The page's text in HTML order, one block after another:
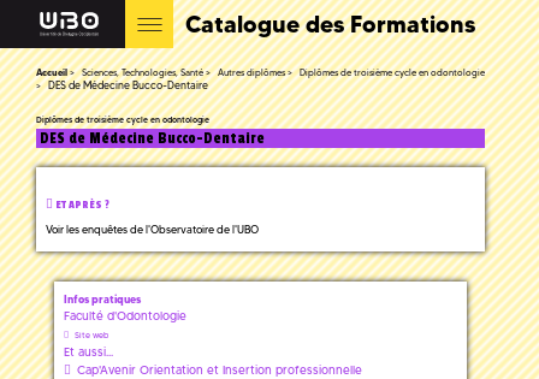
Catalogue des Formations
Accueil Sciences, Technologies, Santé Autres diplômes Diplômes de troisième cycle en odontologie
DES de Médecine Bucco-Dentaire
Diplômes de troisième cycle en odontologie
DES de Médecine Bucco-Dentaire
ET APRÈS ?
Voir les enquêtes de l'Observatoire de l'UBO
Infos pratiques
Faculté d'Odontologie
Site web
Et aussi...
Cap'Avenir Orientation et Insertion professionnelle